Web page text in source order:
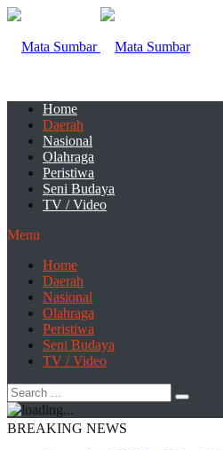
Home
Daerah
Nasional
Olahraga
Peristiwa
Seni Budaya
TV / Video
Menu
Home
Daerah
Nasional
Olahraga
Peristiwa
Seni Budaya
TV / Video
BREAKING NEWS